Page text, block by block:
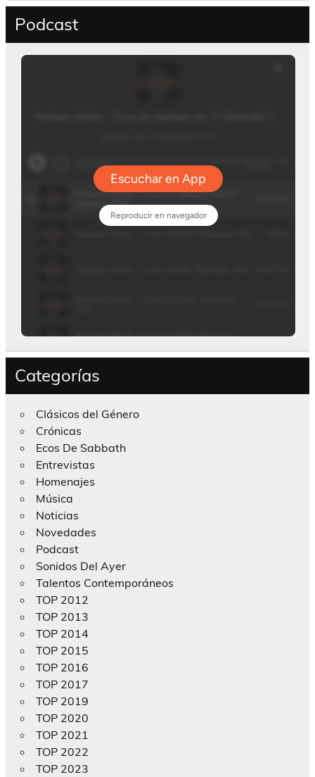
Podcast
Categorías
Clásicos del Género
Crónicas
Ecos De Sabbath
Entrevistas
Homenajes
Música
Noticias
Novedades
Podcast
Sonidos Del Ayer
Talentos Contemporáneos
TOP 2012
TOP 2013
TOP 2014
TOP 2015
TOP 2016
TOP 2017
TOP 2019
TOP 2020
TOP 2021
TOP 2022
TOP 2023